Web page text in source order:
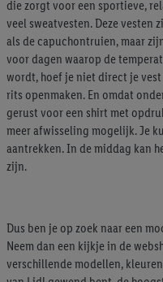
die zorgt voor een sportieve,
veel sweatvesten. Deze vesten
als de capuchontruien, maar
voor dagen waarop de
wordt, hoef je niet direct je
rits openmaken. En omdat
gerust voor een shirt met
meer afwisseling mogelijk. Je
aantrekken. In de middag kan
zijn.
Dus ben je op zoek naar een
Neem dan een kijkje in de
verschillende modellen,